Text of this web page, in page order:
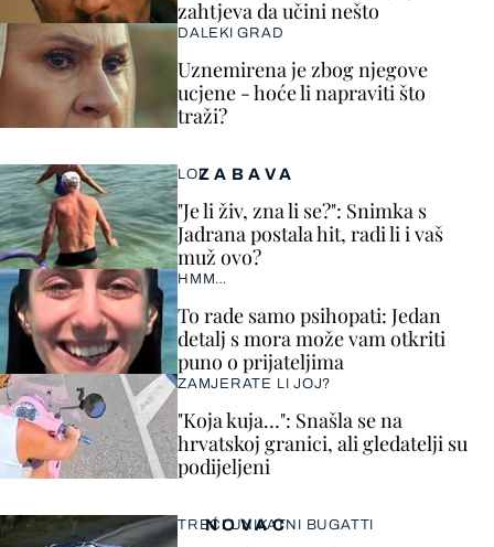
ZABAVA
LOL
"Je li živ, zna li se?": Snimka s
Jadrana postala hit, radi li i vaš
muž ovo?
HMM…
To rade samo psihopati: Jedan
detalj s mora može vam otkriti
puno o prijateljima
ZAMJERATE LI JOJ?
"Koja kuja…": Snašla se na
hrvatskoj granici, ali gledatelji su
podijeljeni
zahtjeva da učini nešto
DALEKI GRAD
Uznemirena je zbog njegove
ucjene - hoće li napraviti što
traži?
NOVAC
TREĆI UNIKATNI BUGATTI